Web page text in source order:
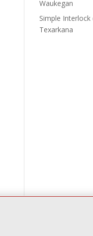
Waukegan
Simple Interlock
Texarkana